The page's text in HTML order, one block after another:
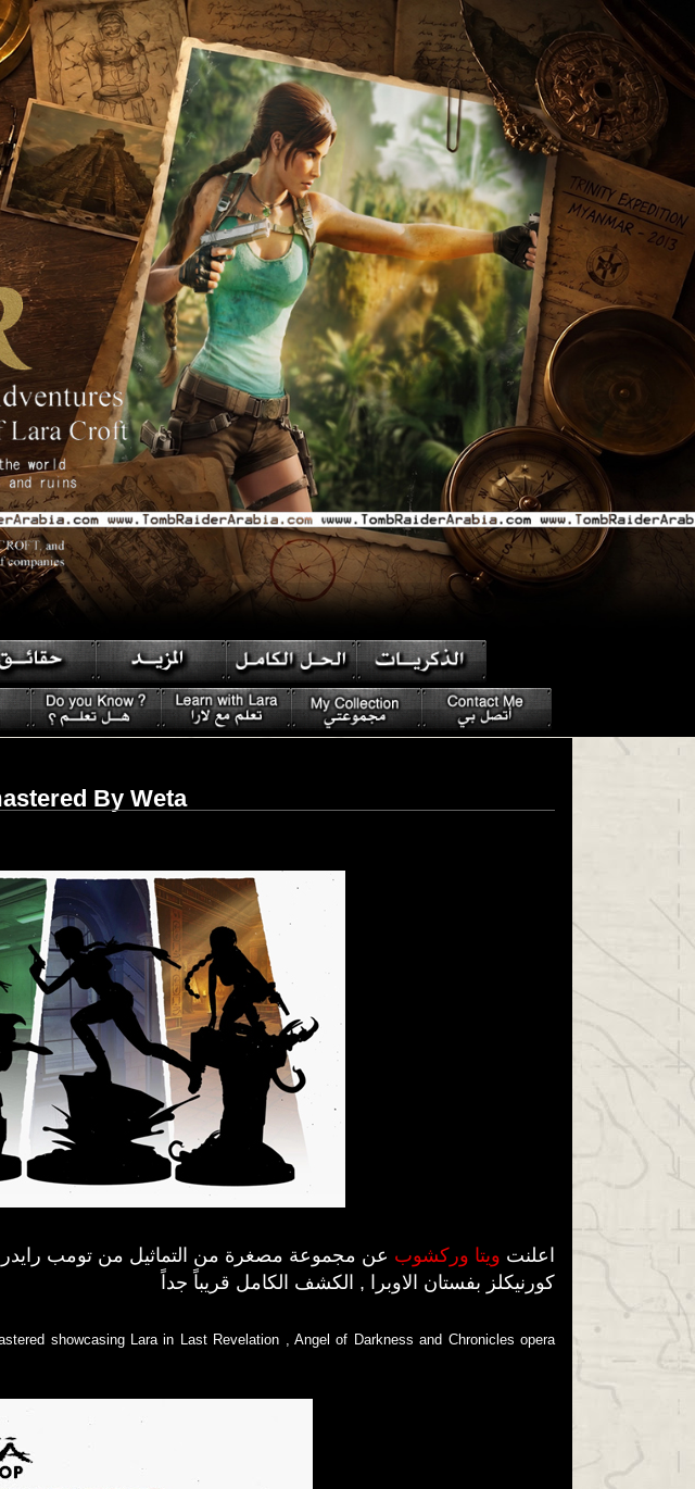
By Weta
اعلنت ويتا وركشوب
كورنيكلز بفستان الاوبرا , الكشف الكامل قريباً جداً
showcasing Lara in Last Revelation , Angel of Darkness and Chronicles opera